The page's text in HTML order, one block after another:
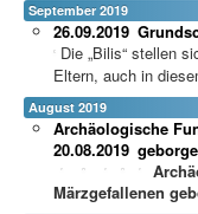
September 2019
26.09.2019
Die „Bilis“ stellen
Eltern, auch in
August 2019
Archäologische
20.08.2019
Märzgefallenen